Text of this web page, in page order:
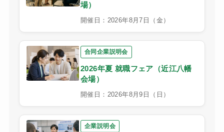
場）
開催日：2026年8月7日（金）
合同企業説明会
2026年夏 就職フェア（近江八幡
会場）
開催日：2026年8月9日（日）
企業説明会